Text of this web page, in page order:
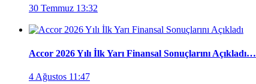
30 Temmuz 13:32
Accor 2026 Yılı İlk Yarı Finansal Sonuçlarını Açıkladı…
4 Ağustos 11:47